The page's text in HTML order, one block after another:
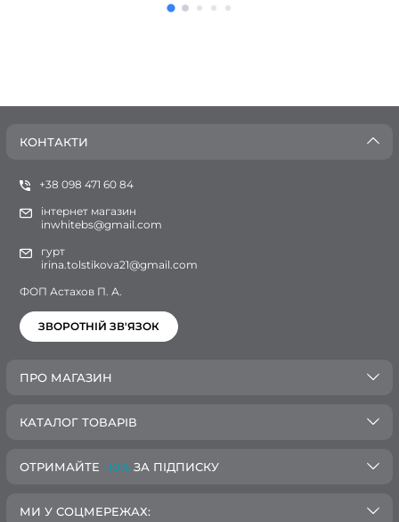
КОНТАКТИ
+38 098 471 60 84
інтернет магазин
inwhitebs@gmail.com
гурт
irina.tolstikova21@gmail.com
ФОП Астахов П. А.
ЗВОРОТНІЙ ЗВ'ЯЗОК
ПРО МАГАЗИН
КАТАЛОГ ТОВАРІВ
ОТРИМАЙТЕ -10% ЗА ПІДПИСКУ
МИ У СОЦМЕРЕЖАХ: